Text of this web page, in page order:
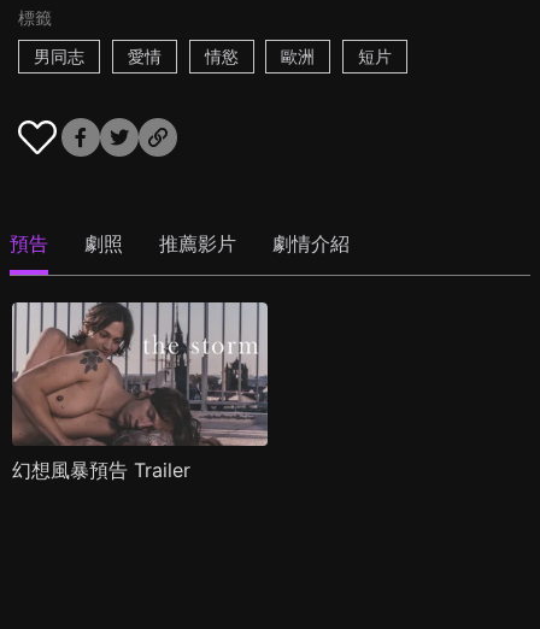
標籤
男同志
愛情 情慾 歐洲 短片
預告 劇照 推薦影片 劇情介紹
幻想風暴預告 Trailer